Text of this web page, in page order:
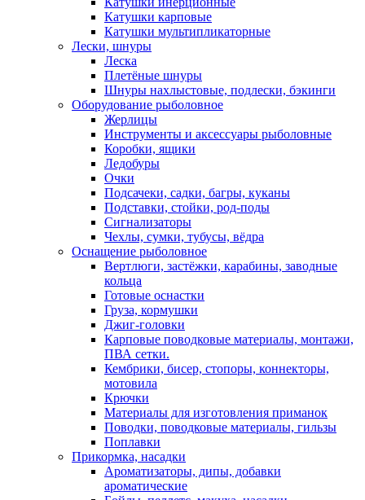
Катушки карповые
Катушки мультипликаторные
Лески, шнуры
Леска
Плетёные шнуры
Шнуры нахлыстовые, подлески, бэкинги
Оборудование рыболовное
Жерлицы
Инструменты и аксессуары рыболовные
Коробки, ящики
Ледобуры
Очки
Подсачеки, садки, багры, куканы
Подставки, стойки, род-поды
Сигнализаторы
Чехлы, сумки, тубусы, вёдра
Оснащение рыболовное
Вертлюги, застёжки, карабины, заводные
кольца
Готовые оснастки
Груза, кормушки
Джиг-головки
Карповые поводковые материалы, монтажи,
ПВА сетки.
Кембрики, бисер, стопоры, коннекторы,
мотовила
Крючки
Материалы для изготовления приманок
Поводки, поводковые материалы, гильзы
Поплавки
Прикормка, насадки
Ароматизаторы, дипы, добавки
ароматические